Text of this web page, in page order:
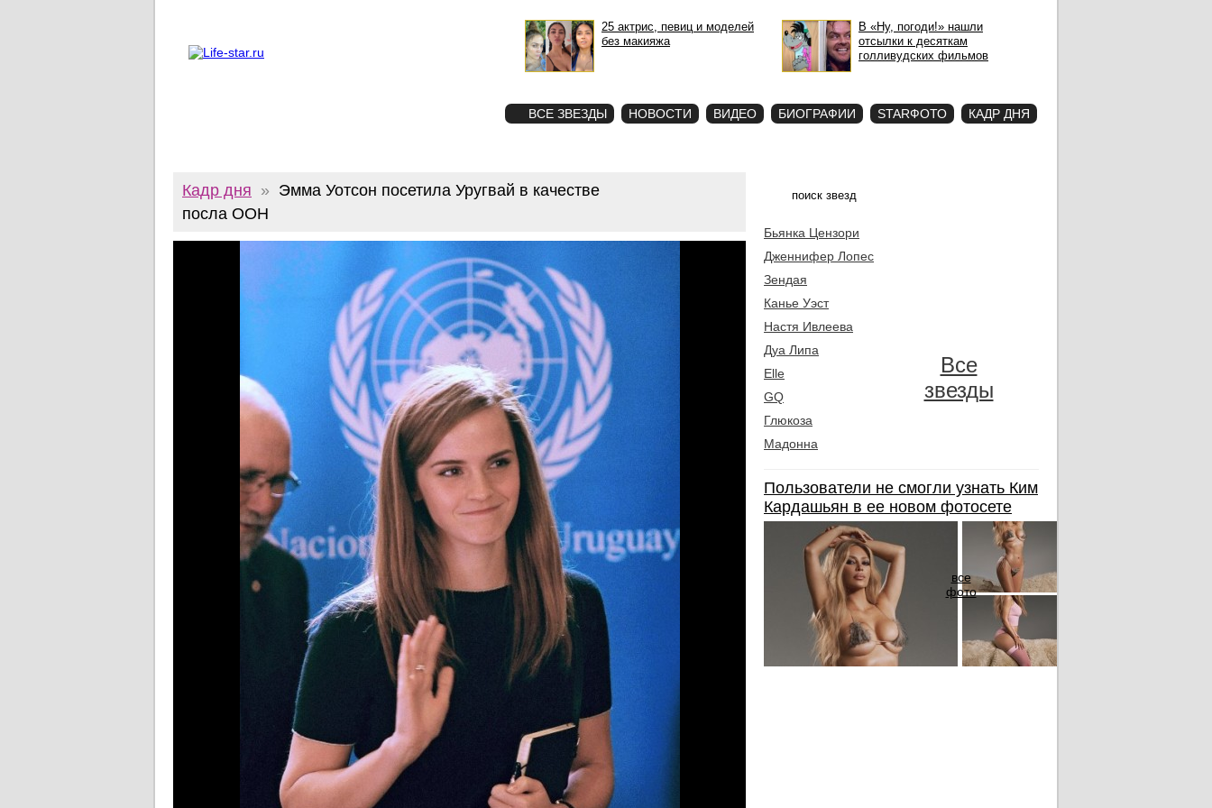
25 актрис, певиц и моделей
без макияжа
В «Ну, погоди!» нашли
отсылки к десяткам
голливудских фильмов
ВСЕ ЗВЕЗДЫ НОВОСТИ ВИДЕО БИОГРАФИИ STARФОТО КАДР ДНЯ
Кадр дня » Эмма Уотсон посетила Уругвай в качестве
посла ООН
Бьянка Цензори
Дженнифер Лопес
Зендая
Канье Уэст
Настя Ивлеева
Дуа Липа
Elle
GQ
Глюкоза
Мадонна
Все
звезды
Пользователи не смогли узнать Ким
Кардашьян в ее новом фотосете
все
фото